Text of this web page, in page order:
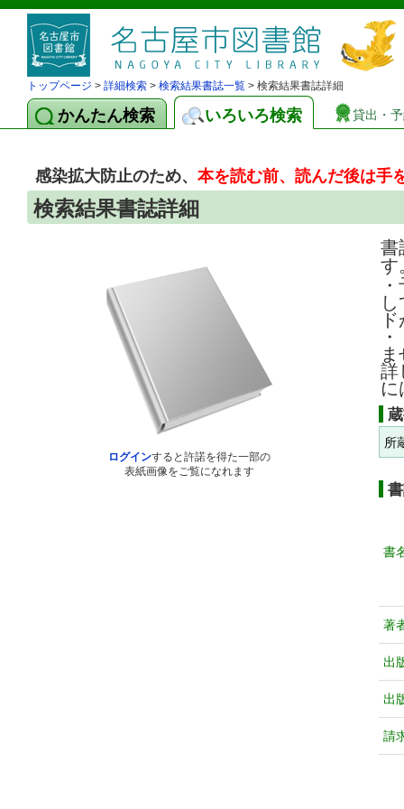
トップページ > 詳細検索 > 検索結果書誌一覧 > 検索結果書誌詳細
かんたん検索 いろいろ検索 貸出・
感染拡大防止のため、本を読む前、読んだ後は手
検索結果書誌詳細
ログインすると許諾を得た一部の
表紙画像をご覧になれます
書
す
詳
に
所
書
著
出
出
請